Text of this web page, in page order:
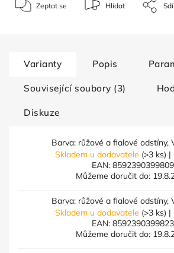
Zeptat se Hlídat
Varianty Popis
Související soubory (3)
Diskuze
Barva: růžové a fialové odstíny,
Skladem u dodavatele (>3 ks) |
EAN: 8592390399809
Můžeme doručit do:
Barva: růžové a fialové odstíny,
Skladem u dodavatele (>3 ks) |
EAN: 8592390399823
Můžeme doručit do: